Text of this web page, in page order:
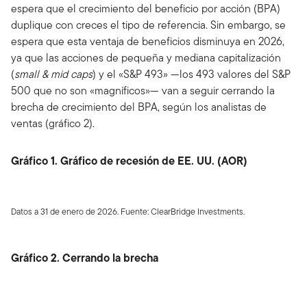
espera que el crecimiento del beneficio por acción (BPA)
duplique con creces el tipo de referencia. Sin embargo, se
espera que esta ventaja de beneficios disminuya en 2026,
ya que las acciones de pequeña y mediana capitalización
(small & mid caps) y el «S&P 493» —los 493 valores del S&P
500 que no son «magníficos»— van a seguir cerrando la
brecha de crecimiento del BPA, según los analistas de
ventas (gráfico 2).
Gráfico 1. Gráfico de recesión de EE. UU. (AOR)
Datos a 31 de enero de 2026. Fuente: ClearBridge Investments.
Gráfico 2. Cerrando la brecha